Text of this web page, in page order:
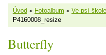
Úvod » Fotoalbum » Ve psí
P4160008_resize
Butterfly